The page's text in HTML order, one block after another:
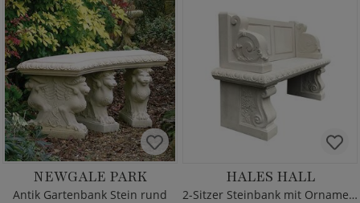
NEWGALE PARK
Antik Gartenbank Stein rund
HALES HALL
2-Sitzer Steinbank mit Ornamenten